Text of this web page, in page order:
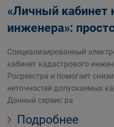
«Личный кабинет
инженера»:
Специализированный
кабинет кадастрового
Росреестра и помогает
неточностей допускаемых
Данный сервис ра
Подробнее